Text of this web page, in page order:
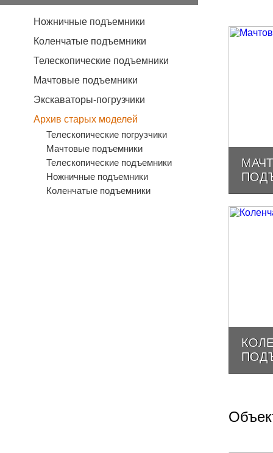
Ножничные подъемники
Коленчатые подъемники
Телескопические подъемники
Мачтовые подъемники
Экскаваторы-погрузчики
Архив старых моделей
Телескопические погрузчики
Мачтовые подъемники
Телескопические подъемники
Ножничные подъемники
Коленчатые подъемники